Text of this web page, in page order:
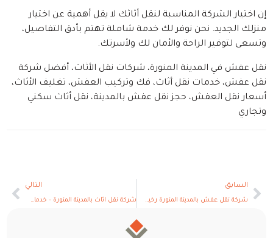
إن اختيار الشركة المناسبة لنقل أثاثك لا يقل أهمية عن اختيار
منزلك الجديد. نحن نوفر لك خدمة شاملة تهتم بأدق التفاصيل،
وتسعى لتوفير الراحة والأمان لك ولأسرتك.
نقل عفش في المدينة المنورة، شركات نقل الأثاث، أفضل شركة
نقل عفش، خدمات نقل أثاث، فك وتركيب العفش، تغليف الأثاث،
أسعار نقل العفش، حجز نقل عفش بالمدينة، نقل أثاث سكني
وتجاري
السابق
شركة نقل عفش بالمدينة المنورة رخيص و دينا نقل عفش ‎- 0508887126
التالي
شركة نقل اثاث بالمدينة المنورة – خدمات احترافية لنقل العفش بأمان وجودة عالية